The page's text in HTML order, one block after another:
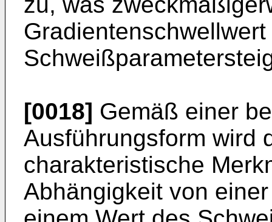
[0018] Gemäß einer
Ausführungsform wird
charakteristische
Abhängigkeit von